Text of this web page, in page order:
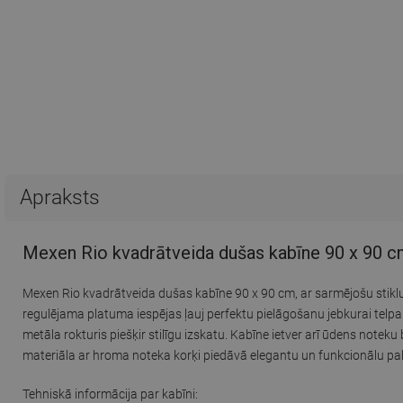
Apraksts
Mexen Rio kvadrātveida dušas kabīne 90 x 90
Mexen Rio kvadrātveida dušas kabīne 90 x 90 cm, ar sarmējošu
regulējama platuma iespējas ļauj perfektu pielāgošanu jebkurai
metāla rokturis piešķir stilīgu izskatu. Kabīne ietver arī ūdens
materiāla ar hroma noteka korķi piedāvā elegantu un funkcionālu
Tehniskā informācija par kabīni: